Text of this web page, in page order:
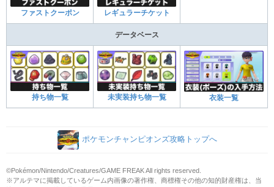
ファストクーポン レギュラーチケット
データベース
持ち物一覧 未実装持ち物一覧 衣装一覧
ポケモンチャンピオンズ攻略トップへ
©Pokémon/Nintendo/Creatures/GAME FREAK All rights reserved.
※アルテマに掲載しているゲーム内画像の著作権、商標権その他の知的財産権は、当